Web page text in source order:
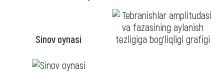
Sinov oynasi